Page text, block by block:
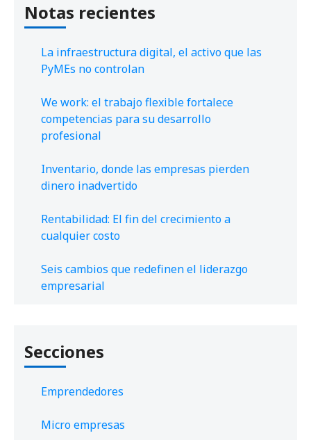
Notas recientes
La infraestructura digital, el activo que las
PyMEs no controlan
We work: el trabajo flexible fortalece
competencias para su desarrollo
profesional
Inventario, donde las empresas pierden
dinero inadvertido
Rentabilidad: El fin del crecimiento a
cualquier costo
Seis cambios que redefinen el liderazgo
empresarial
Secciones
Emprendedores
Micro empresas